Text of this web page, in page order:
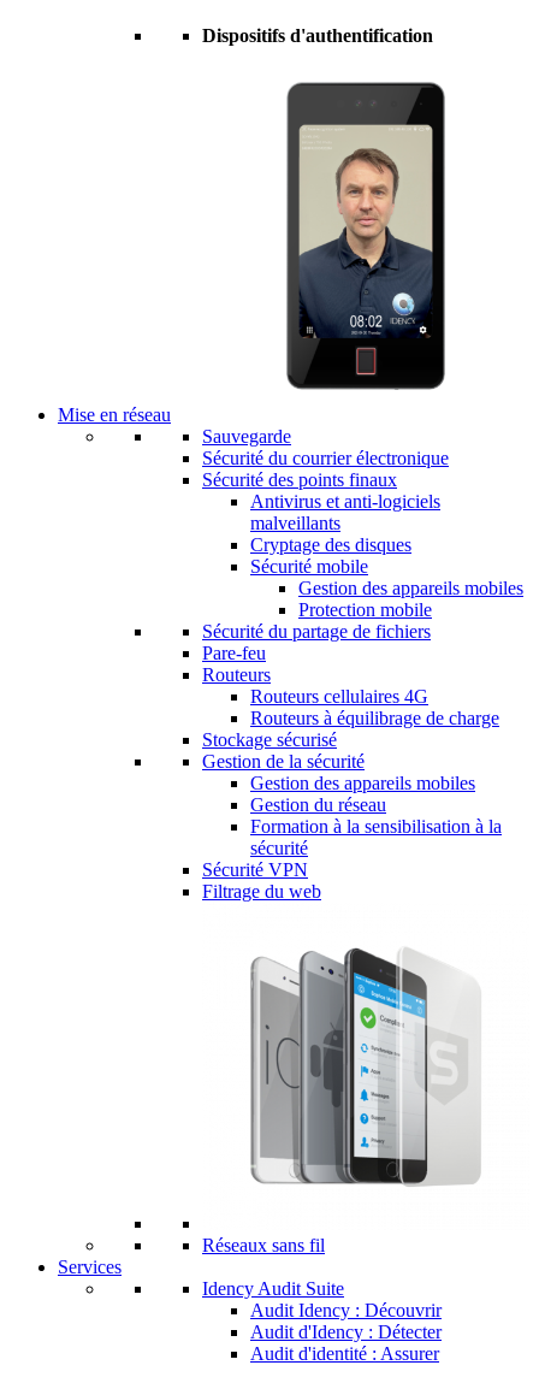
Dispositifs d'authentification
Mise en réseau
Sauvegarde
Sécurité du courrier électronique
Sécurité des points finaux
Antivirus et anti-logiciels
malveillants
Cryptage des disques
Sécurité mobile
Gestion des appareils mobiles
Protection mobile
Sécurité du partage de fichiers
Pare-feu
Routeurs
Routeurs cellulaires 4G
Routeurs à équilibrage de charge
Stockage sécurisé
Gestion de la sécurité
Gestion des appareils mobiles
Gestion du réseau
Formation à la sensibilisation à la
sécurité
Sécurité VPN
Filtrage du web
Réseaux sans fil
Services
Idency Audit Suite
Audit Idency : Découvrir
Audit d'Idency : Détecter
Audit d'identité : Assurer